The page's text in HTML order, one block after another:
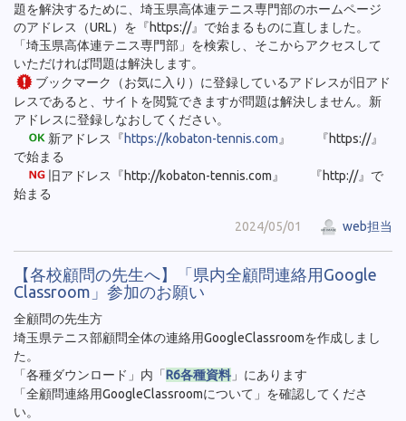
題を解決するために、埼玉県高体連テニス専門部のホームページ
のアドレス（URL）を『https://』で始まるものに直しました。
「埼玉県高体連テニス専門部」を検索し、そこからアクセスして
いただければ問題は解決します。
ブックマーク（お気に入り）に登録しているアドレスが旧アド
レスであると、サイトを閲覧できますが問題は解決しません。新
アドレスに登録しなおしてください。
新アドレス『https://kobaton-tennis.com 』 『https://』
で始まる
旧アドレス『http://kobaton-tennis.com』 『http://』で
始まる
2024/05/01 web担当
【各校顧問の先生へ】「県内全顧問連絡用Google
Classroom」参加のお願い
全顧問の先生方
埼玉県テニス部顧問全体の連絡用GoogleClassroomを作成しまし
た。
「各種ダウンロード」内「R6各種資料 」にあります
「全顧問連絡用GoogleClassroomについて」を確認してくださ
い。